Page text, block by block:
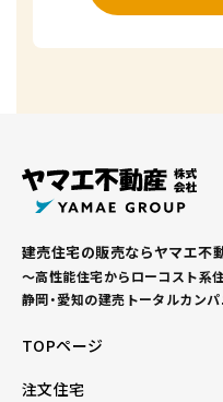
建売住宅の販売ならヤマエ不
～高性能住宅からローコスト系
静岡・愛知の建売トータルカンパ
TOPページ
注文住宅